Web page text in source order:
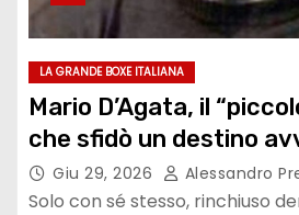
LA GRANDE BOXE ITALIANA
Mario D’Agata, il
che sfidò un destino
Giu 29, 2026 Alessandro
Solo con sé stesso, rinchiuso